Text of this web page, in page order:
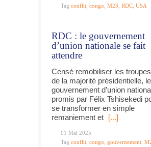
Tag conflit congo M23 RDC USA
RDC : le gouvernement
d’union nationale se fait
attendre
Censé remobiliser les
de la majorité présidentielle, le
gouvernement d’union
promis par Félix Tshisekedi
se transformer en simple
remaniement et [...]
01 Mai 2025
Tag conflit congo gouvernement